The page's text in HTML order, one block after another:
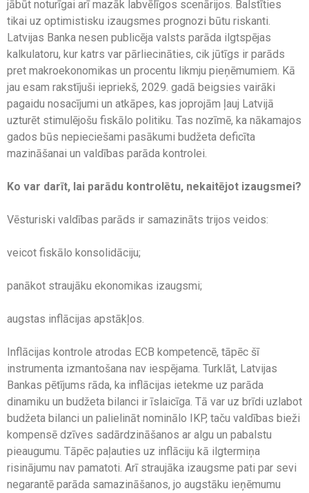
jābūt noturīgai arī mazāk labvēlīgos scenārijos. Balstīties
tikai uz optimistisku izaugsmes prognozi būtu riskanti.
Latvijas Banka nesen publicēja valsts parāda ilgtspējas
kalkulatoru, kur katrs var pārliecināties, cik jūtīgs ir parāds
pret makroekonomikas un procentu likmju pieņēmumiem. Kā
jau esam rakstījuši iepriekš, 2029. gadā beigsies vairāki
pagaidu nosacījumi un atkāpes, kas joprojām ļauj Latvijā
uzturēt stimulējošu fiskālo politiku. Tas nozīmē, ka nākamajos
gados būs nepieciešami pasākumi budžeta deficīta
mazināšanai un valdības parāda kontrolei.
Ko var darīt, lai parādu kontrolētu, nekaitējot izaugsmei?
Vēsturiski valdības parāds ir samazināts trijos veidos:
veicot fiskālo konsolidāciju;
panākot straujāku ekonomikas izaugsmi;
augstas inflācijas apstākļos.
Inflācijas kontrole atrodas ECB kompetencē, tāpēc šī
instrumenta izmantošana nav iespējama. Turklāt, Latvijas
Bankas pētījums rāda, ka inflācijas ietekme uz parāda
dinamiku un budžeta bilanci ir īslaicīga. Tā var uz brīdi uzlabot
budžeta bilanci un palielināt nominālo IKP, taču valdības bieži
kompensē dzīves sadārdzināšanos ar algu un pabalstu
pieaugumu. Tāpēc paļauties uz inflāciju kā ilgtermiņa
risinājumu nav pamatoti. Arī straujāka izaugsme pati par sevi
negarantē parāda samazināšanos, jo augstāku ieņēmumu